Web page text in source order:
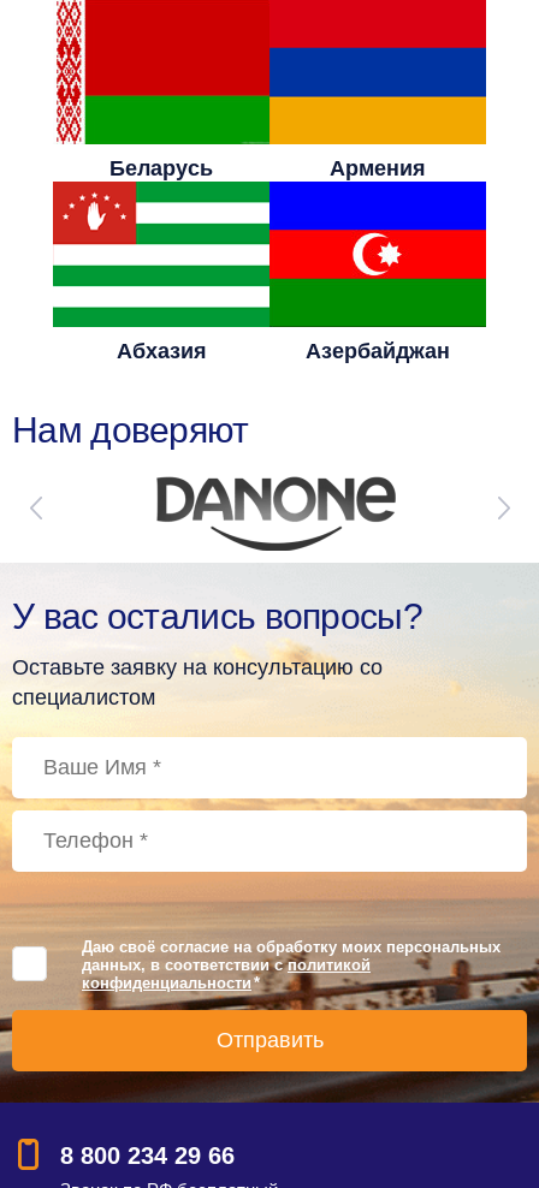
Беларусь Армения
Абхазия Азербайджан
Нам доверяют
У вас остались вопросы?
Оставьте заявку на консультацию со
специалистом
Даю своё согласие на обработку моих персональных
данных, в соответствии сполитикой
конфиденциальности *
8 800 234 29 66